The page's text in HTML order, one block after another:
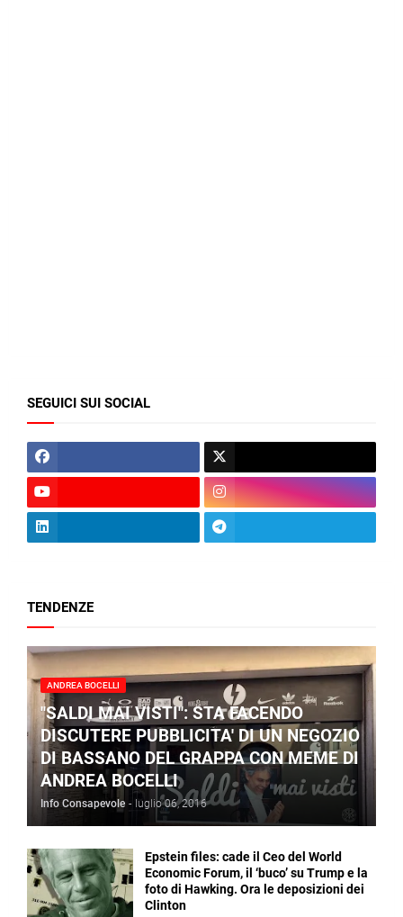
SEGUICI SUI SOCIAL
TENDENZE
ANDREA BOCELLI
"SALDI MAI VISTI": STA FACENDO
DISCUTERE PUBBLICITA' DI UN NEGOZIO
DI BASSANO DEL GRAPPA CON MEME DI
ANDREA BOCELLI
Info Consapevole - luglio 06, 2016
Epstein files: cade il Ceo del World
Economic Forum, il ‘buco’ su Trump e la
foto di Hawking. Ora le deposizioni dei
Clinton